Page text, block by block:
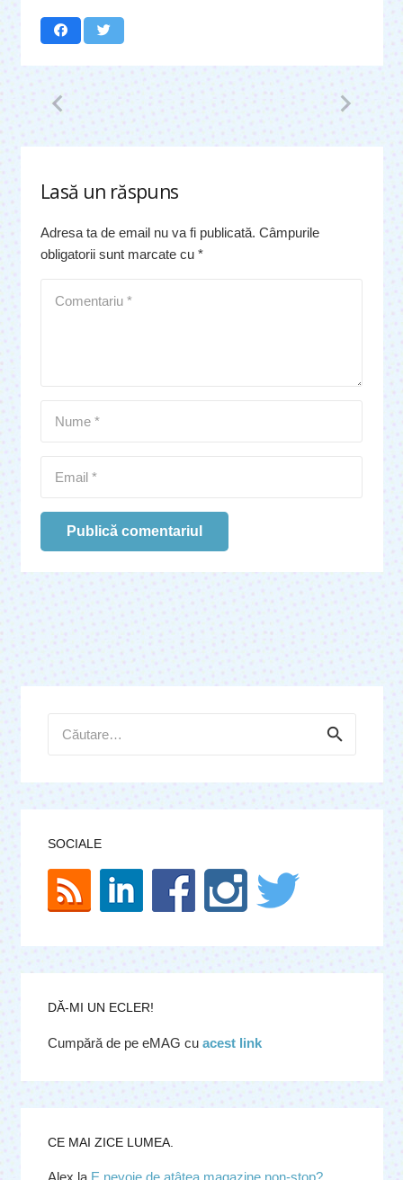
Lasă un răspuns
Adresa ta de email nu va fi publicată. Câmpurile
obligatorii sunt marcate cu *
Publică comentariul
după:
SOCIALE
DĂ-MI UN ECLER!
Cumpără de pe eMAG cu acest link
CE MAI ZICE LUMEA.
Alex la E nevoie de atâtea magazine non-stop?